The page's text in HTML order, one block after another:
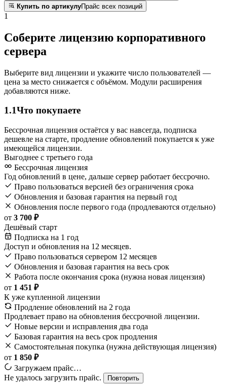
Купить по артикулуПрайс всех позиций
1
Соберите лицензию корпоративного
сервера
Выберите вид лицензии и укажите число пользователей —
цена за место снижается с объёмом. Модули расширения
добавляются ниже.
1.1Что покупаете
Бессрочная лицензия остаётся у вас навсегда, подписка
дешевле на старте, продление обновлений покупается к уже
имеющейся лицензии.
Выгоднее с третьего года
Бессрочная лицензия
Год обновлений в цене, дальше сервер работает бессрочно.
Право пользоваться версией без ограничения срока
Обновления и базовая гарантия на первый год
Обновления после первого года (продлеваются отдельно)
от 3 700 ₽
Дешёвый старт
Подписка на 1 год
Доступ и обновления на 12 месяцев.
Право пользоваться сервером 12 месяцев
Обновления и базовая гарантия на весь срок
Работа после окончания срока (нужна новая лицензия)
от 1 451 ₽
К уже купленной лицензии
Продление обновлений на 2 года
Продлевает право на обновления бессрочной лицензии.
Новые версии и исправления два года
Базовая гарантия на весь срок продления
Самостоятельная покупка (нужна действующая лицензия)
от 1 850 ₽
Загружаем прайс…
Не удалось загрузить прайс.
Повторить